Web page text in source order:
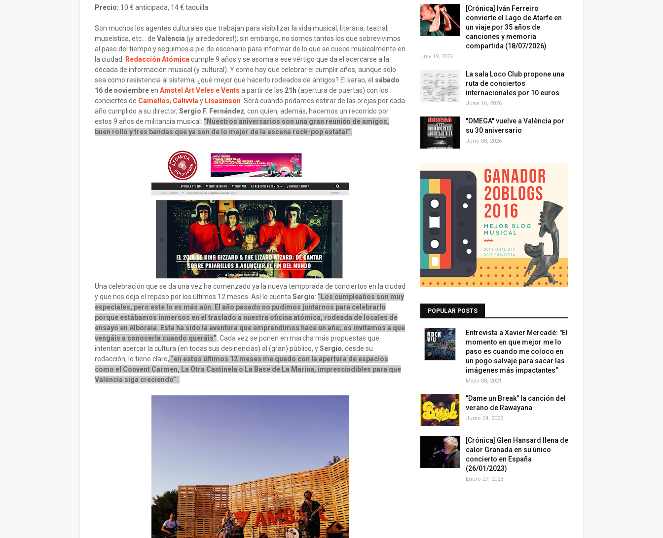
Precio: 10 € anticipada, 14 € taquilla
Son muchos los agentes culturales que trabajan para visibilizar la vida musical, literaria, teatral,
museística, etc… de València (¡y alrededores!); sin embargo, no somos tantos los que sobrevivimos
al paso del tiempo y seguimos a pie de escenario para informar de lo que se cuece musicalmente en
la ciudad.
Redacción Atómica cumple 9 años y se asoma a ese vértigo que da el acercarse a la
década de información musical (y cultural). Y como hay que celebrar el cumplir años, aunque solo
sea como resistencia al sistema, ¿qué mejor que hacerlo rodeados de amigos? El sarao, el sábado
16 de noviembreen Amstel Art Veles e Vents a partir de las 21h (apertura de puertas) con los
conciertos de Camellos, Calivvla y Lisasinson . Será cuando podamos estirar de las orejas por cada
año cumplido a su director, Sergio F. Fernández, con quien, además, hacemos un recorrido por
estos 9 años de militancia musical: “Nuestros aniversarios son una gran reunión de amigos,
buen rollo y tres bandas que ya son de lo mejor de la escena rock-pop estatal”.
Una celebración que se da una vez ha comenzado ya la nueva temporada de conciertos en la ciudad
y que nos deja el repaso por los últimos 12 meses. Así lo cuenta Sergio: “Los cumpleaños son muy
especiales, pero este lo es más aún. El año pasado no pudimos juntarnos para celebrarlo
porque estábamos inmersos en el traslado a nuestra oficina atómica, rodeada de locales de
ensayo en Alboraia. Esta ha sido la aventura que emprendimos hace un año; os invitamos a que
vengáis a conocerla cuando queráis” . Cada vez se ponen en marcha más propuestas que
intentan acercar la cultura (en todas sus desinencias) al (gran) público, ySergio, desde su
redacción, lo tiene claro, “en estos últimos 12 meses me quedo con la apertura de espacios
como el Convent Carmen, La Otra Cantinela o La Base de La Marina, imprescindibles para que
València siga creciendo”.
[Crónica] Iván Ferreiro
convierte el Lago de Atarfe en
un viaje por 35 años de
canciones y memoria
compartida (18/07/2026)
July 19, 2026
La sala Loco Club propone una
ruta de conciertos
internacionales por 10 euros
June 16, 2026
"OMEGA" vuelve a València por
su 30 aniversario
June 08, 2026
POPULAR POSTS
Entrevista a Xavier Mercadé: "El
momento en que mejor me lo
paso es cuando me coloco en
un pogo salvaje para sacar las
imágenes más impactantes"
Mayo 08, 2021
"Dame un Break" la canción del
verano de Rawayana
Junio 04, 2023
[Crónica] Glen Hansard llena de
calor Granada en su único
concierto en España
(26/01/2023)
Enero 27, 2023